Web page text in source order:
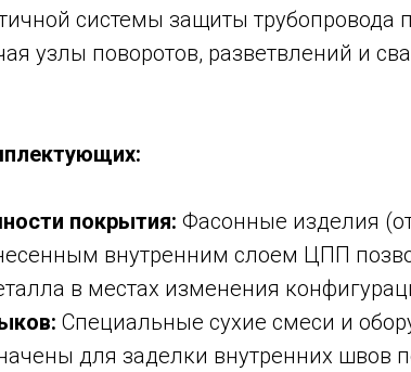
системы защиты трубопровода
узлы поворотов, разветвлений и
покрытия: Фасонные изделия
внутренним слоем ЦПП
в местах изменения
Специальные сухие смеси и
для заделки внутренних швов